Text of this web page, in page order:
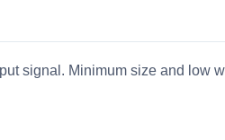
signal. Minimum size and low